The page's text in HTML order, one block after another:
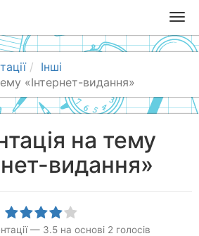
T
o
g
e
n
Інші
«Інтернет-видання»
на тему
видання»
— 3.5на основі 2 голосів